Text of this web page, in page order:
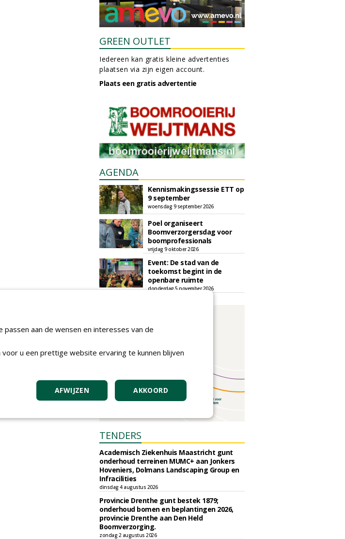
GREEN OUTLET
Iedereen kan gratis kleine advertenties
plaatsen via zijn eigen account.
Plaats een gratis advertentie
AGENDA
Kennismakingssessie ETT op
9 september
woensdag 9 september 2026
Poel organiseert
Boomverzorgersdag voor
boomprofessionals
vrijdag 9 oktober 2026
Event: De stad van de
toekomst begint in de
openbare ruimte
donderdag 5 november 2026
TENDERS
Academisch Ziekenhuis Maastricht gunt
onderhoud terreinen MUMC+ aan Jonkers
Hoveniers, Dolmans Landscaping Group en
Infracilities
dinsdag 4 augustus 2026
Provincie Drenthe gunt bestek 1879;
onderhoud bomen en beplantingen 2026,
provincie Drenthe aan Den Held
Boomverzorging.
zondag 2 augustus 2026
aan de wensen en interesses van de
u een prettige website ervaring te kunnen blijven
AKKOORD
AFWIJZEN